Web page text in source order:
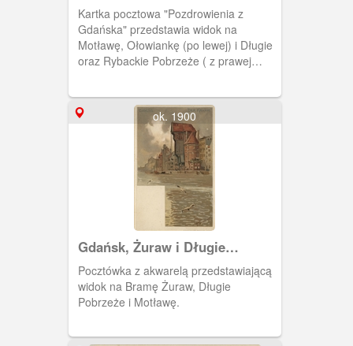
Kartka pocztowa "Pozdrowienia z
Gdańska" przedstawia widok na
Motławę, Ołowiankę (po lewej) i Długie
oraz Rybackie Pobrzeże ( z prawej
ok. 1900
Gdańsk, Żuraw i Długie
Pobrzeże
Pocztówka z akwarelą przedstawiającą
widok na Bramę Żuraw, Długie
Pobrzeże i Motławę.